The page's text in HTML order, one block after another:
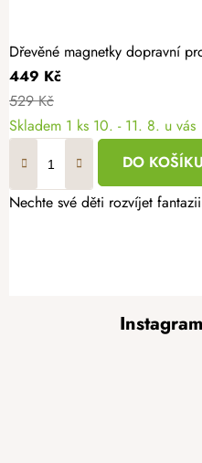
Dřevěné magnetky dopravní
449 Kč
529 Kč
Skladem 1 ks 10. - 11. 8. u vás
DO KOŠÍKU
Nechte své děti rozvíjet
Instagram